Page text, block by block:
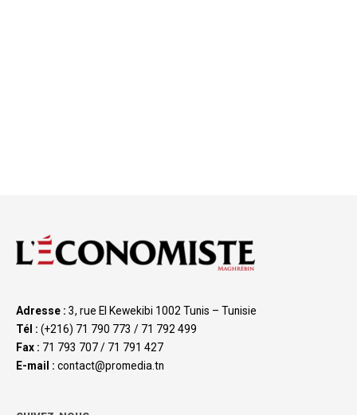
Adresse : 3, rue El Kewekibi 1002 Tunis – Tunisie
Tél : (+216) 71 790 773 / 71 792 499
Fax : 71 793 707 / 71 791 427
E-mail : contact@promedia.tn